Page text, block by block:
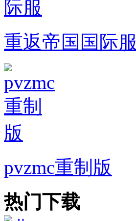
重返帝国国际服
pvzmc重制版
热门下载